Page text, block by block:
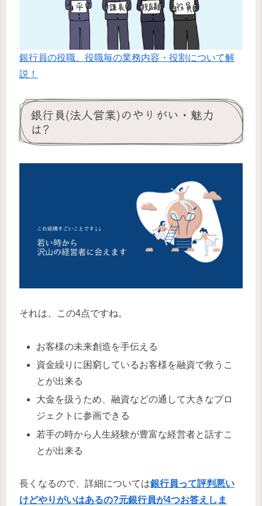
銀行員の役職、役職毎の業務内容・役割について解
説！
銀行員(法人営業)のやりがい・魅力
は?
それは、この4点ですね。
お客様の未来創造を手伝える
資金繰りに困窮しているお客様を融資で救うこ
とが出来る
大金を扱うため、融資などの通して大きなプロ
ジェクトに参画できる
若手の時から人生経験が豊富な経営者と話すこ
とが出来る
長くなるので、詳細については銀行員って評判悪い
けどやりがいはあるの?元銀行員が4つお答えしま